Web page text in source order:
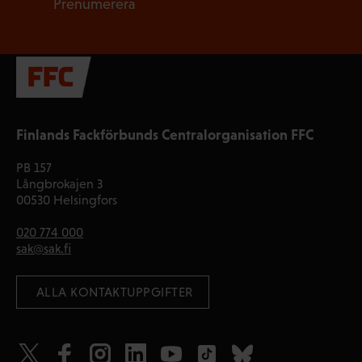
Finlands Fackförbunds Centralorganisation FFC
PB 157
Långbrokajen 3
00530 Helsingfors
020 774 000
sak@sak.fi
ALLA KONTAKTUPPGIFTER
Prenumerera